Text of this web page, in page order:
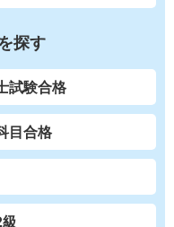
探す
試験合格
目合格